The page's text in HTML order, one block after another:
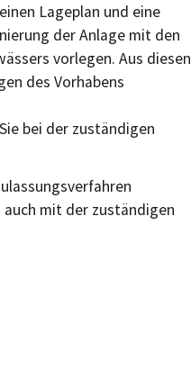
Lageplan und eine
der Anlage mit den
vorlegen. Aus diesen
des Vorhabens
bei der zuständigen
mit der zuständigen